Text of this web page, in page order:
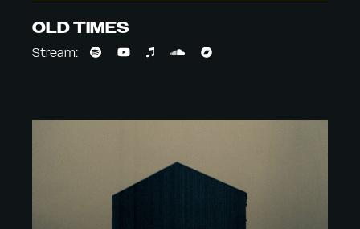
OLD TIMES
Stream: